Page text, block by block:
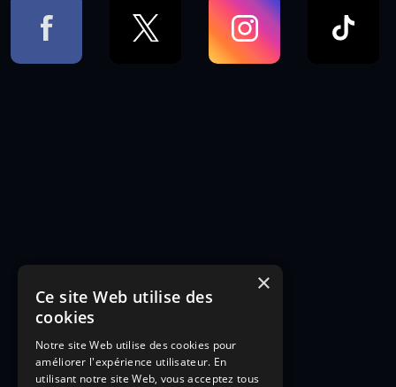
×
Ce site Web utilise des
cookies
Notre site Web utilise des cookies pour
améliorer l'expérience utilisateur. En
utilisant notre site Web, vous acceptez tous